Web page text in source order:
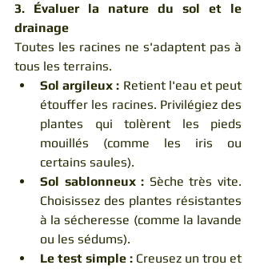
3. Évaluer la nature du sol et le
drainage
Toutes les racines ne s'adaptent pas à
tous les terrains.
Sol argileux : Retient l'eau et peut
étouffer les racines. Privilégiez des
plantes qui tolèrent les pieds
mouillés (comme les iris ou
certains saules).
Sol sablonneux : Sèche très vite.
Choisissez des plantes résistantes
à la sécheresse (comme la lavande
ou les sédums).
Le test simple : Creusez un trou et